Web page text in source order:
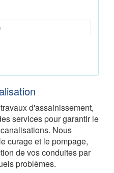
d'assainissement,
services pour garantir le
Nous
curage et le pompage,
de vos conduites par
problèmes.